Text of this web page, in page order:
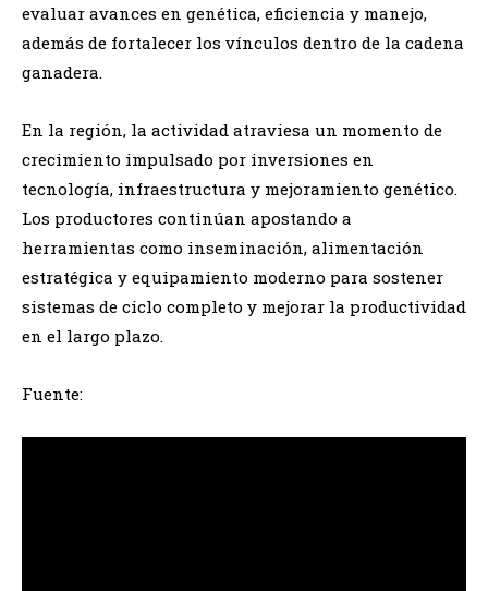
evaluar avances en genética, eficiencia y manejo,
además de fortalecer los vínculos dentro de la cadena
ganadera.
En la región, la actividad atraviesa un momento de
crecimiento impulsado por inversiones en
tecnología, infraestructura y mejoramiento genético.
Los productores continúan apostando a
herramientas como inseminación, alimentación
estratégica y equipamiento moderno para sostener
sistemas de ciclo completo y mejorar la productividad
en el largo plazo.
Fuente: